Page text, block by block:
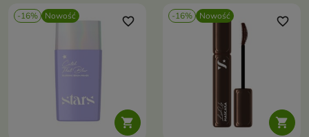
-16% Nowość

favorite_border -16% Nowość

favorite_border